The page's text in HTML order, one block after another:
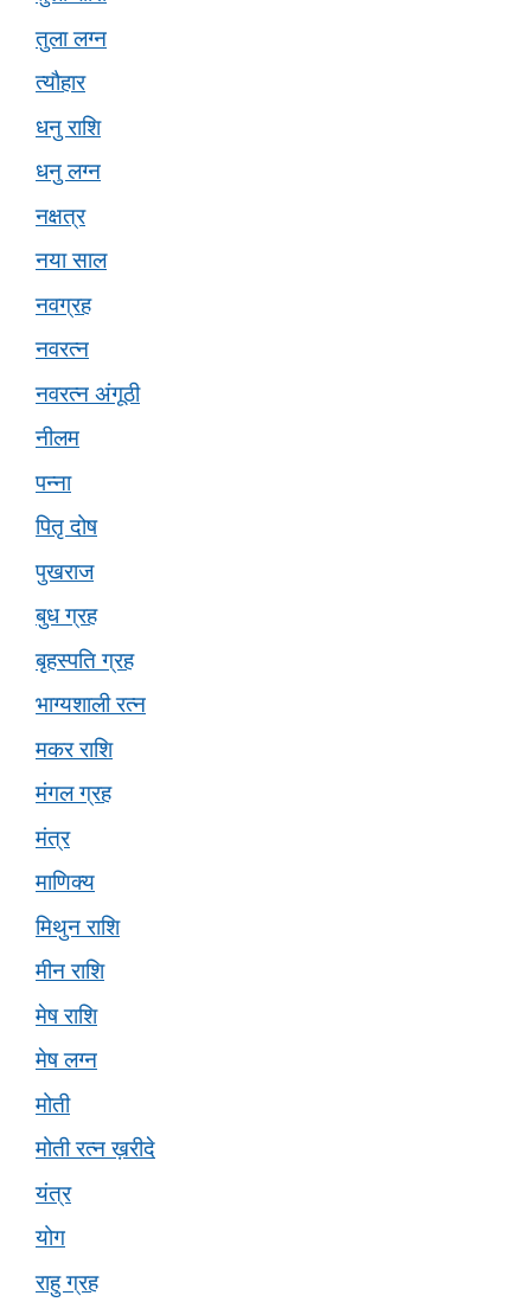
तुला लग्न
त्यौहार
धनु राशि
धनु लग्न
नक्षत्र
नया साल
नवग्रह
नवरत्न
नवरत्न अंगूठी
नीलम
पन्ना
पितृ दोष
पुखराज
बुध ग्रह
बृहस्पति ग्रह
भाग्यशाली रत्न
मकर राशि
मंगल ग्रह
मंत्र
माणिक्य
मिथुन राशि
मीन राशि
मेष राशि
मेष लग्न
मोती
मोती रत्न ख़रीदे
यंत्र
योग
राहु ग्रह